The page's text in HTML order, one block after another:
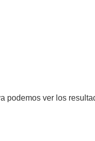
podemos ver los